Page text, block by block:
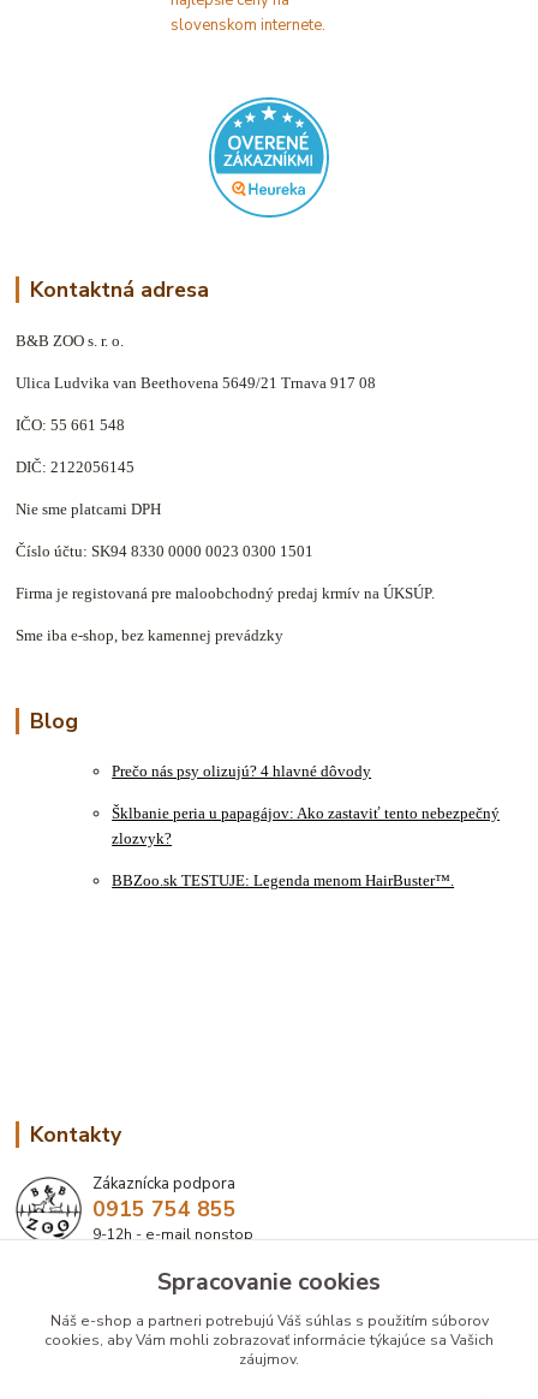
Kontaktná adresa
B&B ZOO s. r. o.
Ulica Ludvika van Beethovena 5649/21 Trnava 917 08
IČO: 55 661 548
DIČ: 2122056145
Nie sme platcami DPH
Číslo účtu: SK94 8330 0000 0023 0300 1501
Firma je registovaná pre maloobchodný predaj krmív na ÚKSÚP.
Sme iba e-shop, bez kamennej prevádzky
Blog
Prečo nás psy olizujú? 4 hlavné dôvody
Šklbanie peria u papagájov: Ako zastaviť tento nebezpečný
zlozvyk?
BBZoo.sk TESTUJE: Legenda menom HairBuster™.
Kontakty
Zákaznícka podpora
0915 754 855
9-12h - e-mail nonstop
eshop@bbzoo.skSpracovanie cookies
Náš e-shop a partneri potrebujú Váš súhlas s použitím súborov
cookies, aby Vám mohli zobrazovať informácie týkajúce sa Vašich
záujmov.